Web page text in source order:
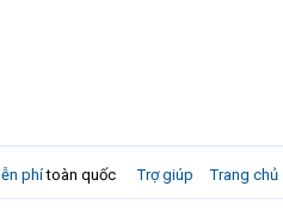
Trợ giúp Trang chủ
phítoàn quốc